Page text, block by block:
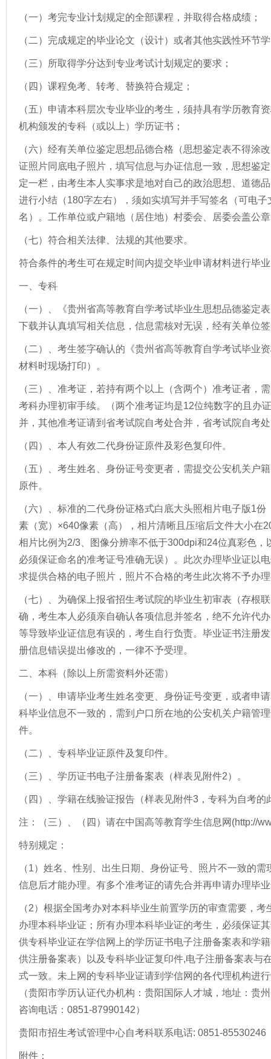
（一）考完专业计划规定的全部课程，并取得合格成绩；
（二）完成规定的毕业论文（设计）或者其他实践性环节
（三）所取得学分达到专业考试计划规定的要求；
（四）课程免考、转考、替换符合规定；
（五）申请本科层次专业毕业的考生，须持具有学历教育
机构颁发的专科（或以上）学历证书；
（六）经有关单位鉴定思想品德合格（思想鉴定表不得涂
证照片同底电子照片，填写信息与办证信息一致，思想鉴
定一栏，由考生本人实事求是地对自己的政治思想、道德
进行小结（180字左右），须如实填写并手写签名（可电
名）。工作单位或户籍地（居住地）村委会、居委会盖公
（七）符合相关法律、法规的其他要求。
符合条件的考生可在规定时间内提交毕业申请材料进行毕
一、专科
（一）、《贵州省高等教育自学考试毕业生思想品德鉴定
下载并认真填写相关信息，信息需核对无误，经有关单位
（二）、考生签字确认的《贵州省高等教育自学考试毕业
材料时现场打印）。
（三）、准考证，若持有两个以上（含两个）准考证者，
考科办理初审手续。（两个准考证均是12位纯数字的且办
并，其他准考证请到省考试院自考处合并，省考试院自考
（四）、本人有效二代身份证原件及彩色复印件。
（五）、考生姓名、身份证号变更者，需提交公安机关户
原件。
（六）、标准的二代身份证格式白底大头照相片电子版1
素（宽）×640像素（高），相片清晰且压缩后文件大小在
相片比例为2/3、图像分辨率不低于300dpi和24位真彩色
必须保证命名的准考证号准确无误）。此次办理毕业证以
求提供合格的电子照片，照片不合格的考生此次将不予办
（七）、为确保上报省招生考试院的毕业生初审表（存根
确，考生本人必须亲自确认各项信息并签名，绝不允许代
等导致毕业证信息有误的，考生自行负责。毕业证书注册
册信息错误提出修改的，一律不予受理。
二、本科（除以上所需资料外还需）
（一）、申请毕业考生姓名变更、身份证号变更，或者申
科毕业信息不一致的，需到户口所在地的公安机关户籍管
件。
（二）、专科毕业证原件及复印件。
（三）、学历证书电子注册备案表（样表见附件2）。
（四）、学籍在线验证报告（样表见附件3，专科为自考的
注：（三）、（四）请在中国高等教育学生信息网(http://
特别规定：
（1）姓名、性别、出生日期、身份证号、照片不一致的
信息后才能办理。有多个准考证的请先合并再申请办理毕
（2）根据全国考办对本科毕业生前置学历的审查需要，
办理本科毕业证；所有办理本科毕业证的考生，必须保证
供专科毕业证在学信网上的学历证书电子注册备案表和学
供注册备案表）以及专科毕业证复印件,电子注册备案表与
式一致。未上网的专科毕业证请到学信网的各代理机构进
（贵阳市学历认证代办机构：贵阳国际人才城，地址：贵
咨询电话：0851-87990142）
贵阳市招生考试管理中心自考科联系电话: 0851-85530246
附件：